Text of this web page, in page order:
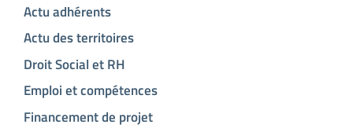
Actu adhérents
Actu des territoires
Droit Social et RH
Emploi et compétences
Financement de projet